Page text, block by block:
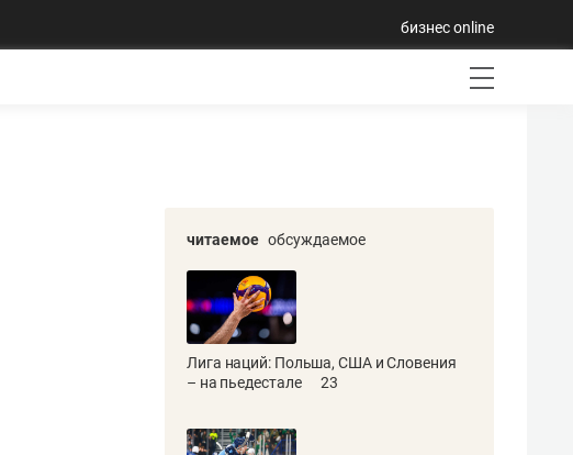
бизнес online
читаемое обсуждаемое
Лига наций: Польша, США и Словения
– на пьедестале
23